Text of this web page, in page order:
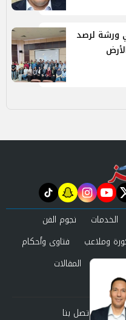
ورشة لرصد
twitter
youtube
instagram
snapchat
tiktok
الخدمات
نجوم الفن
وملاعب
فتاوى وأحكام
ومحاكم
المقالات
اتصل بنا